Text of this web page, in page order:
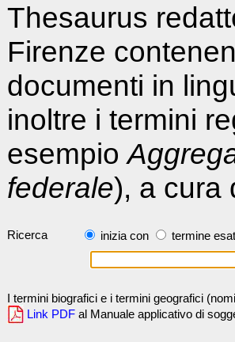
Thesaurus
Firenze
documenti in
inoltre i termini
esempio
federale), a cura
Ricerca inizia con termine
I termini biografici e i termini geografici
Link PDF al Manuale applicativo di